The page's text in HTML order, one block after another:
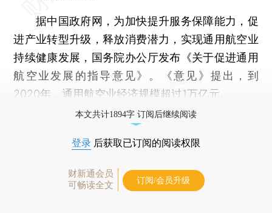
据中国政府网，为加快提升服务保障能力，促
进产业转型升级，释放消费潜力，实现通用航空业
持续健康发展，国务院办公厅发布《关于促进通用
航空业发展的指导意见》。《意见》提出，到
2020年，通用航空业经济规模超过1万亿元。
本文共计1894字 订阅后继续阅读
登录 后获取已订阅的阅读权限
财新通会员
可畅读全文
订阅/会员升级